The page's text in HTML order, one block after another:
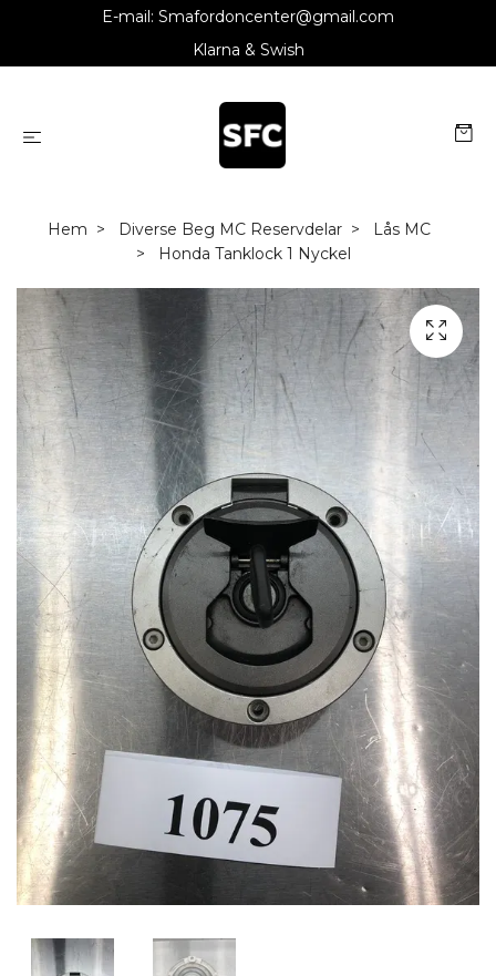
E-mail: Smafordoncenter@gmail.com
Klarna & Swish
Hem Diverse Beg MC Reservdelar
Lås MC
Honda Tanklock 1 Nyckel